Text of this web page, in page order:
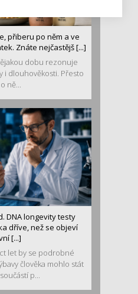
přiberu po něm a ve
Znáte nejčastějš [...]
dobu rezonuje
i dlouhověkosti. Přesto
ně...
DNA longevity testy
dříve, než se objeví
[...]
let by se podrobné
člověka mohlo stát
p...